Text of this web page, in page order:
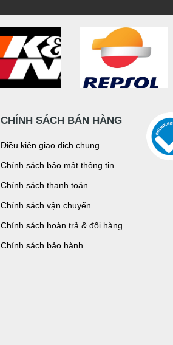
CHÍNH SÁCH BÁN HÀNG
Điều kiện giao dịch chung
Chính sách bảo mật thông tin
Chính sách thanh toán
Chính sách vận chuyển
Chính sách hoàn trả & đổi hàng
Chính sách bảo hành